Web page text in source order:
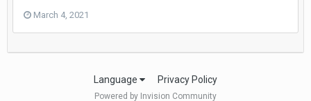
March 4, 2021
Language Privacy Policy
Powered by Invision Community